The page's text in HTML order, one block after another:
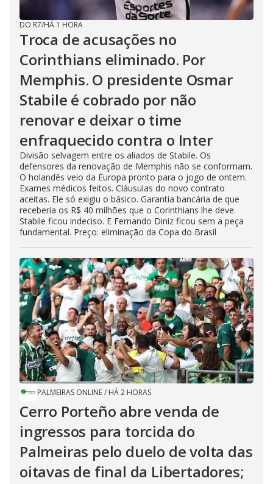
DO R7/HÁ 1 HORA
Troca de acusações no
Corinthians eliminado. Por
Memphis. O presidente Osmar
Stabile é cobrado por não
renovar e deixar o time
enfraquecido contra o Inter
Divisão selvagem entre os aliados de Stabile. Os
defensores da renovação de Memphis não se conformam.
O holandês veio da Europa pronto para o jogo de ontem.
Exames médicos feitos. Cláusulas do novo contrato
aceitas. Ele só exigiu o básico. Garantia bancária de que
receberia os R$ 40 milhões que o Corinthians lhe deve.
Stabile ficou indeciso. E Fernando Diniz ficou sem a peça
fundamental. Preço: eliminação da Copa do Brasil
PALMEIRAS ONLINE/ HÁ 2 HORAS
Cerro Porteño abre venda de
ingressos para torcida do
Palmeiras pelo duelo de volta das
oitavas de final da Libertadores;